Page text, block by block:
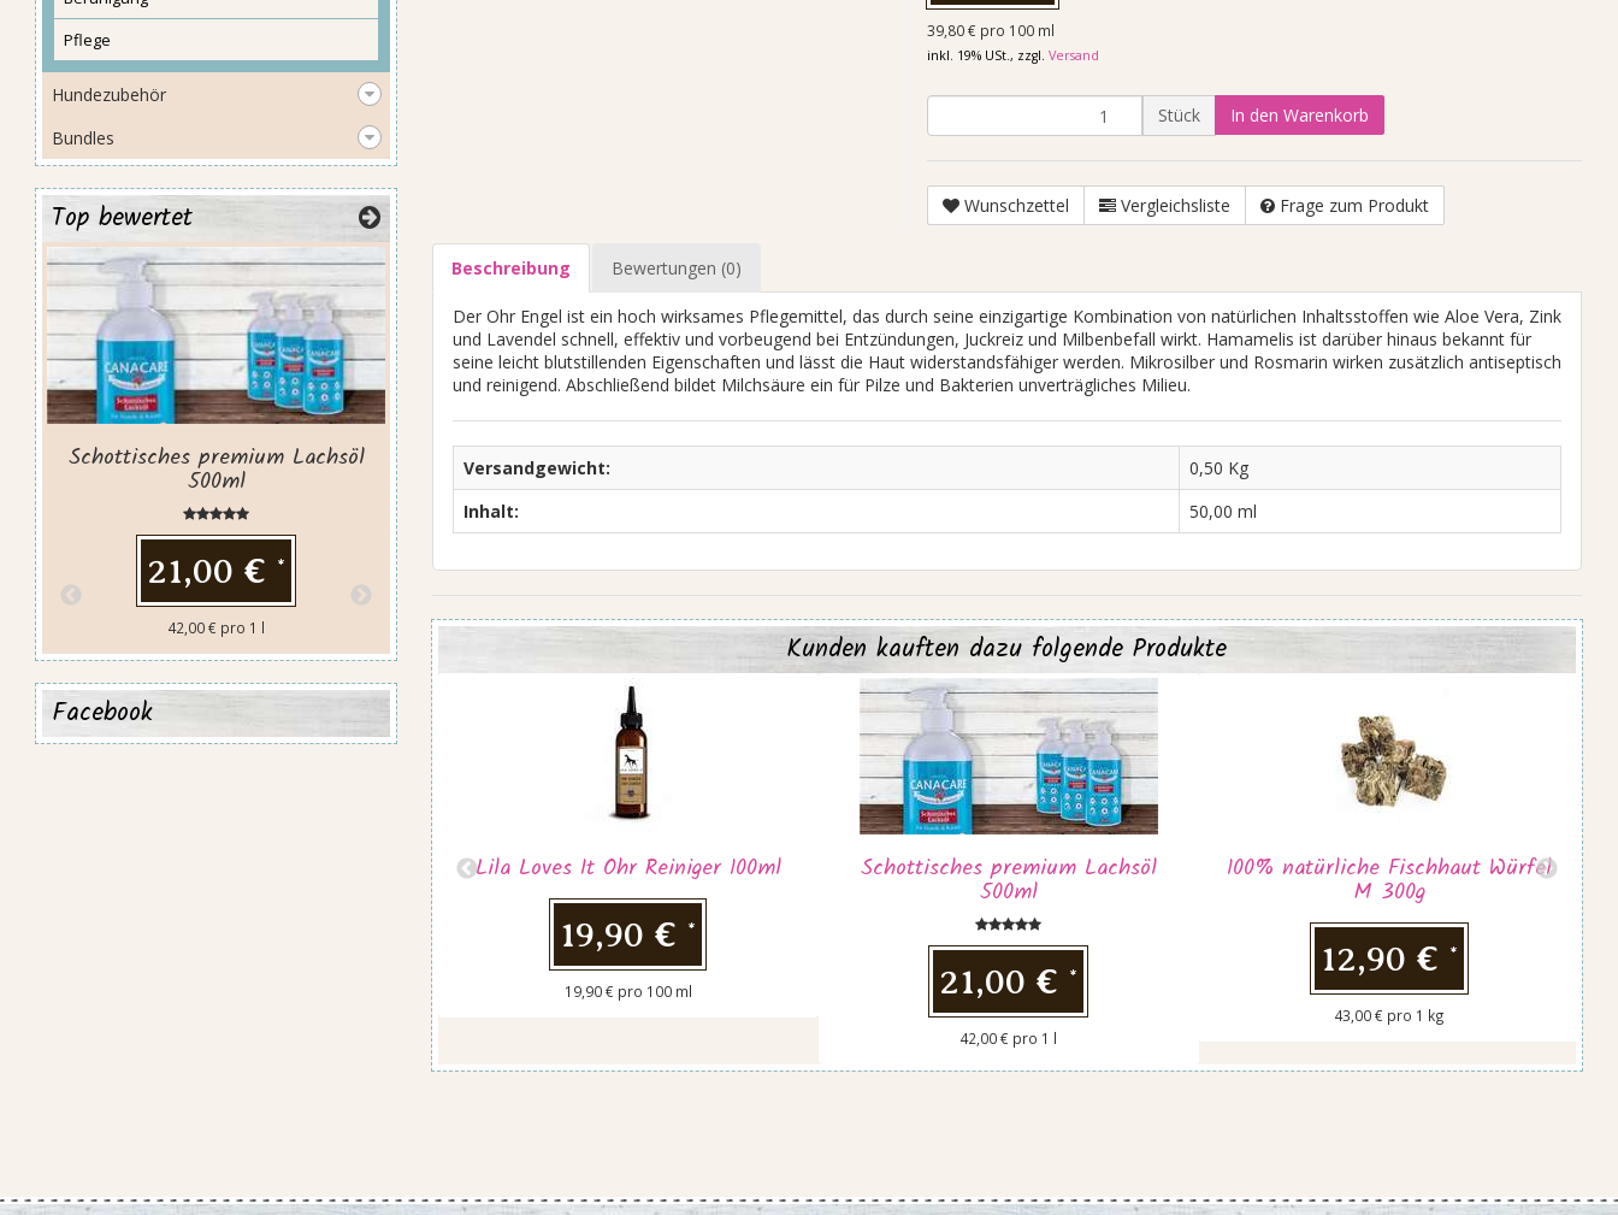
39,80 € pro 100 ml
inkl. 19% USt., zzgl.Versand
Stück In den Warenkorb
Wunschzettel Vergleichsliste Frage zum Produkt
Beschreibung Bewertungen (0)
Der Ohr Engel ist ein hoch wirksames Pflegemittel, das durch seine einzigartige Kombination von natürlichen Inhaltsstoffen wie Aloe Vera, Zink
und Lavendel schnell, effektiv und vorbeugend bei Entzündungen, Juckreiz und Milbenbefall wirkt. Hamamelis ist darüber hinaus bekannt für
seine leicht blutstillenden Eigenschaften und lässt die Haut widerstandsfähiger werden. Mikrosilber und Rosmarin wirken zusätzlich antiseptisch
und reinigend. Abschließend bildet Milchsäure ein für Pilze und Bakterien unverträgliches Milieu.
Versandgewicht:
0,50 Kg
Inhalt:
50,00 ml
Kunden kauften dazu folgende Produkte
Lila Loves It Ohr Reiniger 100ml
19,90 € *
19,90 € pro 100 ml
Schottisches premium Lachsöl
500ml
21,00 € *
42,00 € pro 1 l
100% natürliche Fischhaut Würfel
M 300g
12,90 € *
43,00 € pro 1 kg
Pflege
Hundezubehör
Bundles
Top bewertet
Schottisches premium Lachsöl
500ml
21,00 € *
42,00 € pro 1 l
Preis auf Anfrage Preis auf Anfrage
Schottisches premium Lachsöl
500ml
21,00 € *
42,00 € pro 1 l
Facebook